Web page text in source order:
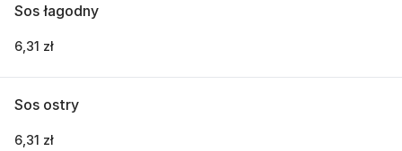
Sos łagodny
6,31 zł
Sos ostry
6,31 zł